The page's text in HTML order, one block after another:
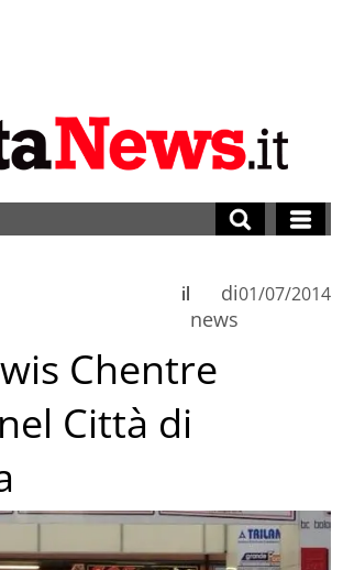
di
news
il 01/07/2014
Chentre
Città di